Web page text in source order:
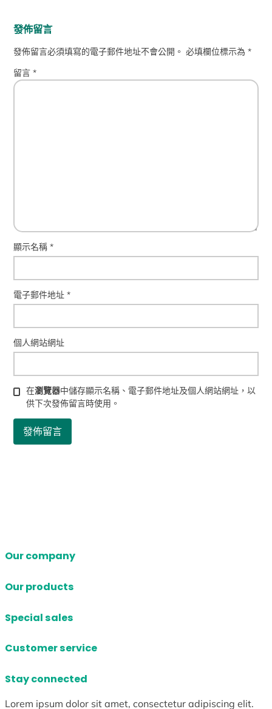
發佈留言
發佈留言必須填寫的電子郵件地址不會公開。 必填欄位標示為*
留言*
顯示名稱*
電子郵件地址*
個人網站網址
在瀏覽器中儲存顯示名稱、電子郵件地址及個人網站網址，以
供下次發佈留言時使用。
Our company
Our products
Special sales
Customer service
Stay connected
Lorem ipsum dolor sit amet, consectetur adipiscing elit.